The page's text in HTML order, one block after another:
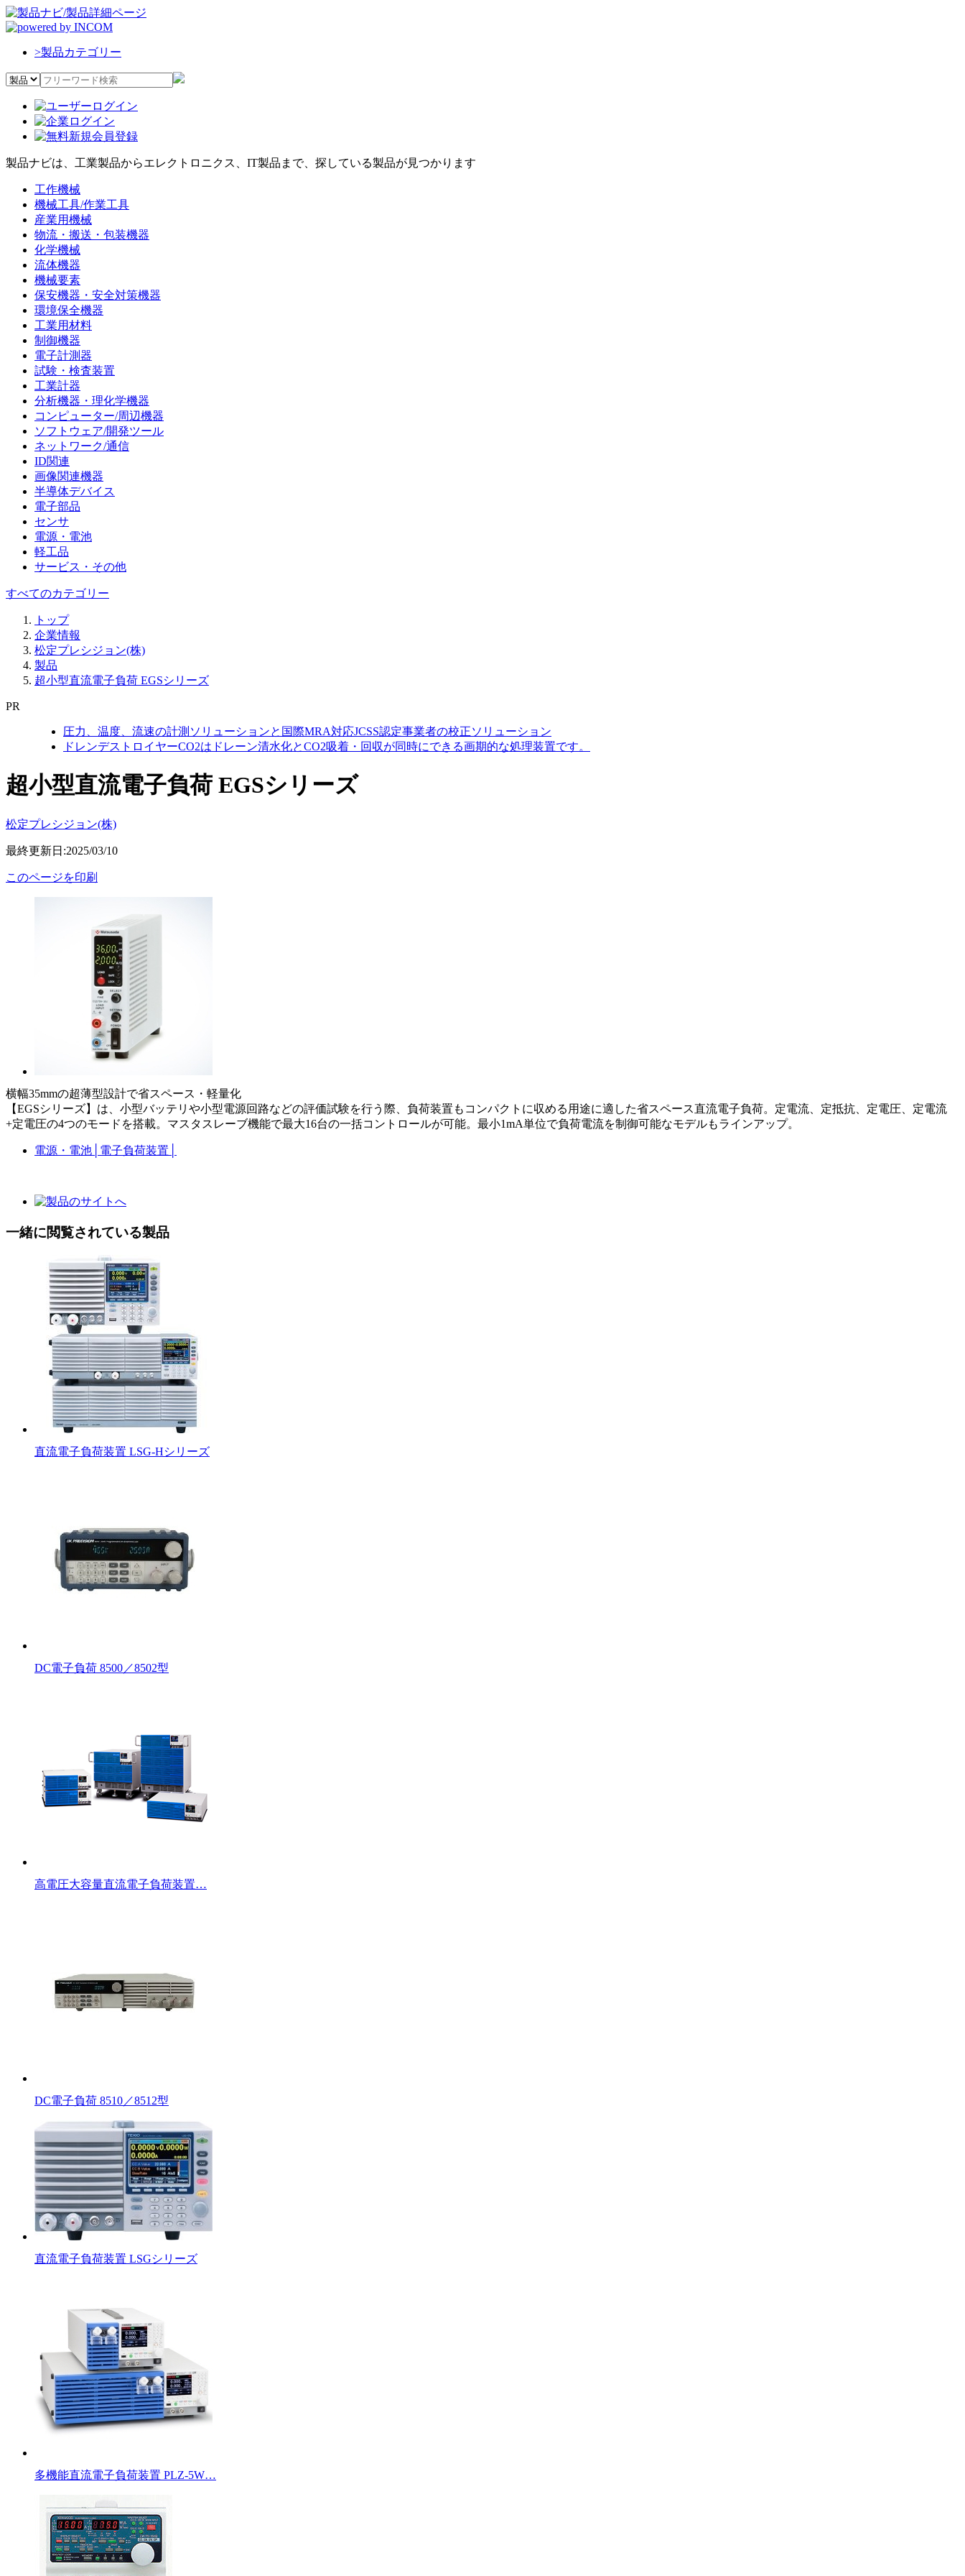
>製品カテゴリー
製品ナビは、工業製品からエレクトロニクス、IT製品まで、探している製品が見つかります
工作機械
機械工具/作業工具
産業用機械
物流・搬送・包装機器
化学機械
流体機器
機械要素
保安機器・安全対策機器
環境保全機器
工業用材料
制御機器
電子計測器
試験・検査装置
工業計器
分析機器・理化学機器
コンピューター/周辺機器
ソフトウェア/開発ツール
ネットワーク/通信
ID関連
画像関連機器
半導体デバイス
電子部品
センサ
電源・電池
軽工品
サービス・その他
すべてのカテゴリー
トップ
企業情報
松定プレシジョン(株)
製品
超小型直流電子負荷 EGSシリーズ
PR
圧力、温度、流速の計測ソリューションと国際MRA対応JCSS認定事業者の校正ソリューション
ドレンデストロイヤーCO2はドレーン清水化とCO2吸着・回収が同時にできる画期的な処理装置です。
超小型直流電子負荷 EGSシリーズ
松定プレシジョン(株)
最終更新日:2025/03/10
このページを印刷
横幅35mmの超薄型設計で省スペース・軽量化
【EGSシリーズ】は、小型バッテリや小型電源回路などの評価試験を行う際、負荷装置もコンパクトに収める用途に適した省スペース直流電子負荷。定電流、定抵抗、定電圧、定電流
+定電圧の4つのモードを搭載。マスタスレーブ機能で最大16台の一括コントロールが可能。最小1mA単位で負荷電流を制御可能なモデルもラインアップ。
電源・電池 電子負荷装置
一緒に閲覧されている製品
直流電子負荷装置 LSG-Hシリーズ
DC電子負荷 8500／8502型
高電圧大容量直流電子負荷装置…
DC電子負荷 8510／8512型
直流電子負荷装置 LSGシリーズ
多機能直流電子負荷装置 PLZ-5W…